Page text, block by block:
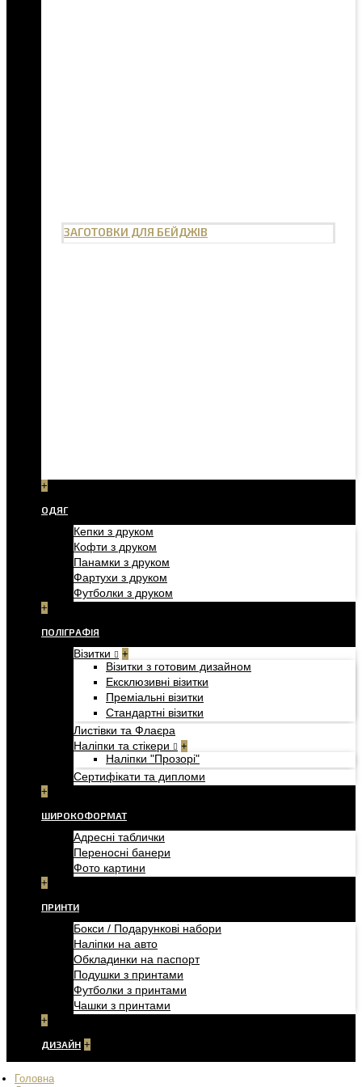
ЗАГОТОВКИ ДЛЯ БЕЙДЖІВ
+
ОДЯГ
Кепки з друком
Кофти з друком
Панамки з друком
Фартухи з друком
Футболки з друком
+
ПОЛІГРАФІЯ
Візитки +
Візитки з готовим дизайном
Ексклюзивні візитки
Преміальні візитки
Стандартні візитки
Листівки та Флаєра
Наліпки та стікери
+
Наліпки "Прозорі"
Сертифікати та дипломи
+
ШИРОКОФОРМАТ
Адресні таблички
Переносні банери
Фото картини
+
ПРИНТИ
Бокси / Подарункові набори
Наліпки на авто
Обкладинки на паспорт
Подушки з принтами
Футболки з принтами
Чашки з принтами
+
ДИЗАЙН +
Головна